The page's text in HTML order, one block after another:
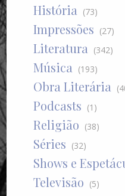
História (73)
Impressões (27)
Literatura (342)
Música (193)
Obra Literária
Podcasts (1)
Religião (38)
Séries (32)
Shows e
Televisão (5)